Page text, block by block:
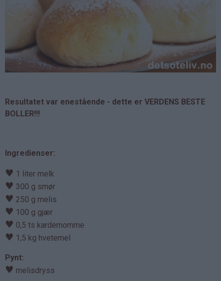
Resultatet var enestående - dette er VERDENS BESTE
BOLLER!!!
Ingredienser:
♥ 1 liter melk
♥ 300 g smør
♥ 250 g melis
♥ 100 g gjær
♥ 0,5 ts kardemomme
♥ 1,5 kg hvetemel
Pynt:
♥ melisdryss